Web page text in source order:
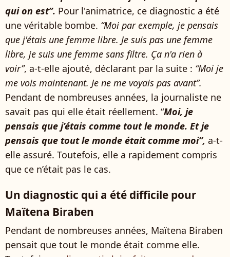
qui on est”. Pour l'animatrice, ce diagnostic a été
une véritable bombe. “Moi par exemple, je pensais
que j'étais une femme libre. Je suis pas une femme
libre, je suis une femme sans filtre. Ça n'a rien à
voir”, a-t-elle ajouté, déclarant par la suite : “Moi je
me vois maintenant. Je ne me voyais pas avant”.
Pendant de nombreuses années, la journaliste ne
savait pas qui elle était réellement. “Moi, je
pensais que j’étais comme tout le monde. Et je
pensais que tout le monde était comme moi”, a-t-
elle assuré. Toutefois, elle a rapidement compris
que ce n’était pas le cas.
Un diagnostic qui a été difficile pour
Maïtena Biraben
Pendant de nombreuses années, Maïtena Biraben
pensait que tout le monde était comme elle.